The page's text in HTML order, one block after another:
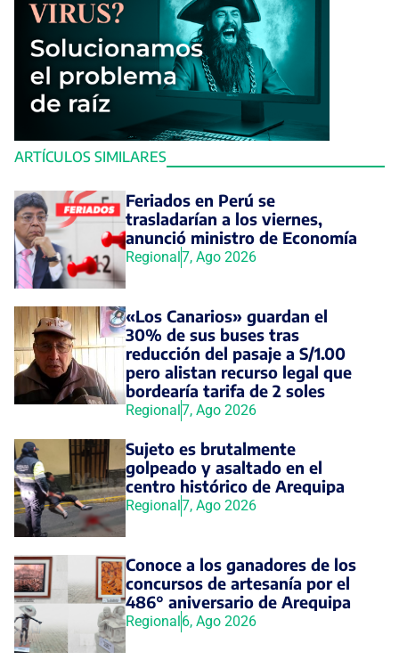
ARTÍCULOS SIMILARES
Feriados en Perú se
trasladarían a los viernes,
anunció ministro de Economía
Regional7, Ago 2026
«Los Canarios» guardan el
30% de sus buses tras
reducción del pasaje a S/1.00
pero alistan recurso legal que
bordearía tarifa de 2 soles
Regional7, Ago 2026
Sujeto es brutalmente
golpeado y asaltado en el
centro histórico de Arequipa
Regional7, Ago 2026
Conoce a los ganadores de los
concursos de artesanía por el
486° aniversario de Arequipa
Regional6, Ago 2026